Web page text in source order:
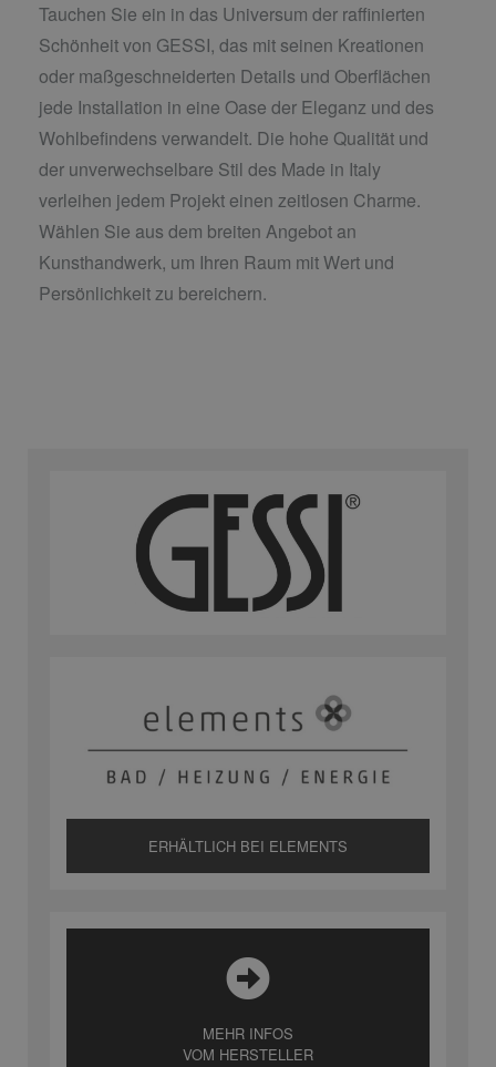
Tauchen Sie ein in das Universum der raffinierten
Schönheit von GESSI, das mit seinen Kreationen
oder maßgeschneiderten Details und Oberflächen
jede Installation in eine Oase der Eleganz und des
Wohlbefindens verwandelt. Die hohe Qualität und
der unverwechselbare Stil des Made in Italy
verleihen jedem Projekt einen zeitlosen Charme.
Wählen Sie aus dem breiten Angebot an
Kunsthandwerk, um Ihren Raum mit Wert und
Persönlichkeit zu bereichern.
ERHÄLTLICH BEI ELEMENTS
MEHR INFOS
VOM HERSTELLER